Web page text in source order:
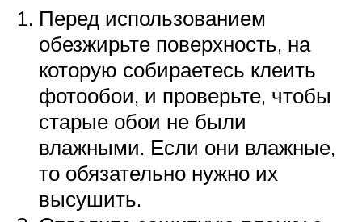
Перед использованием
обезжирьте поверхность, на
которую собираетесь клеить
фотообои, и проверьте, чтобы
старые обои не были
влажными. Если они влажные,
то обязательно нужно их
высушить.